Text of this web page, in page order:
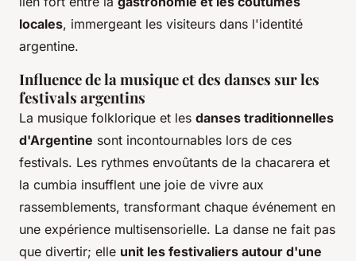
locales, immergeant les visiteurs dans l'identité
argentine.
Influence de la musique et des danses sur les
festivals argentins
La musique folklorique et les danses traditionnelles
d'Argentine sont incontournables lors de ces
festivals. Les rythmes envoûtants de la chacarera et
la cumbia insufflent une joie de vivre aux
rassemblements, transformant chaque événement en
une expérience multisensorielle. La danse ne fait pas
que divertir; elle unit les festivaliers autour d'une